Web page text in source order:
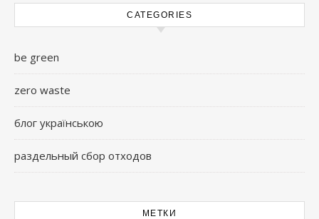
CATEGORIES
be green
zero waste
блог українською
раздельный сбор отходов
МЕТКИ